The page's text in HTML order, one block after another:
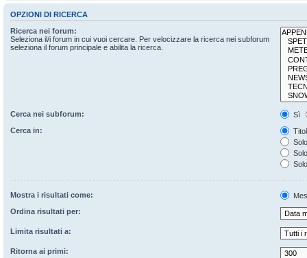
OPZIONI DI RICERCA
Ricerca nei forum:
Seleziona il/i forum in cui vuoi cercare. Per velocizzare la ricerca nei subforum
seleziona il forum principale e abilita la ricerca.
Cerca nei subforum:
Sì
Cerca in:
Mostra i risultati come:
Ordina risultati per:
Limita risultati a:
Ritorna ai primi: